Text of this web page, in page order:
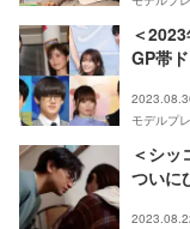
＜
GP帯
モデルプ
＜シッ
ついに